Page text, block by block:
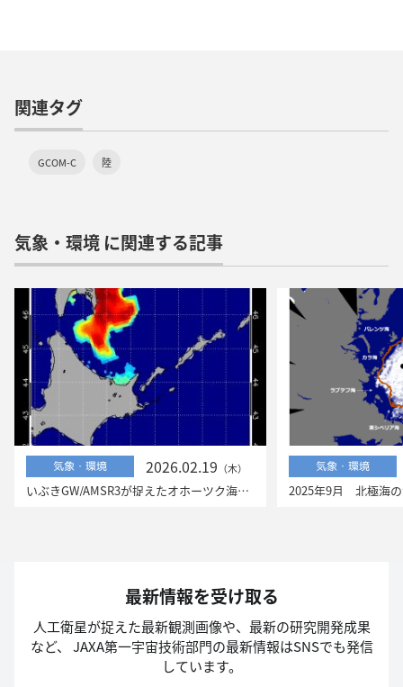
関連タグ
GCOM-C 陸
気象・環境 に関連する記事
気象・環境 2026.02.19 （木）
いぶきGW/AMSR3が捉えたオホーツク海の流氷
気象・環境
最新情報を受け取る
人工衛星が捉えた最新観測画像や、最新の研究開発成果
など、
JAXA第一宇宙技術部門の最新情報はSNSでも発信
しています。